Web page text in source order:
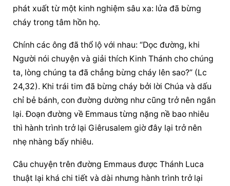
phát xuất từ một kinh nghiệm sâu xa: lửa đã bừng
cháy trong tâm hồn họ.
Chính các ông đã thổ lộ với nhau: “Dọc đường, khi
Người nói chuyện và giải thích Kinh Thánh cho chúng
ta, lòng chúng ta đã chẳng bừng cháy lên sao?” (Lc
24,32). Khi trái tim đã bừng cháy bởi lời Chúa và dấu
chỉ bẻ bánh, con đường dường như cũng trở nên ngắn
lại. Đoạn đường về Emmaus từng nặng nề bao nhiêu
thì hành trình trở lại Giêrusalem giờ đây lại trở nên
nhẹ nhàng bấy nhiêu.
Câu chuyện trên đường Emmaus được Thánh Luca
thuật lại khá chi tiết và dài nhưng hành trình trở lại